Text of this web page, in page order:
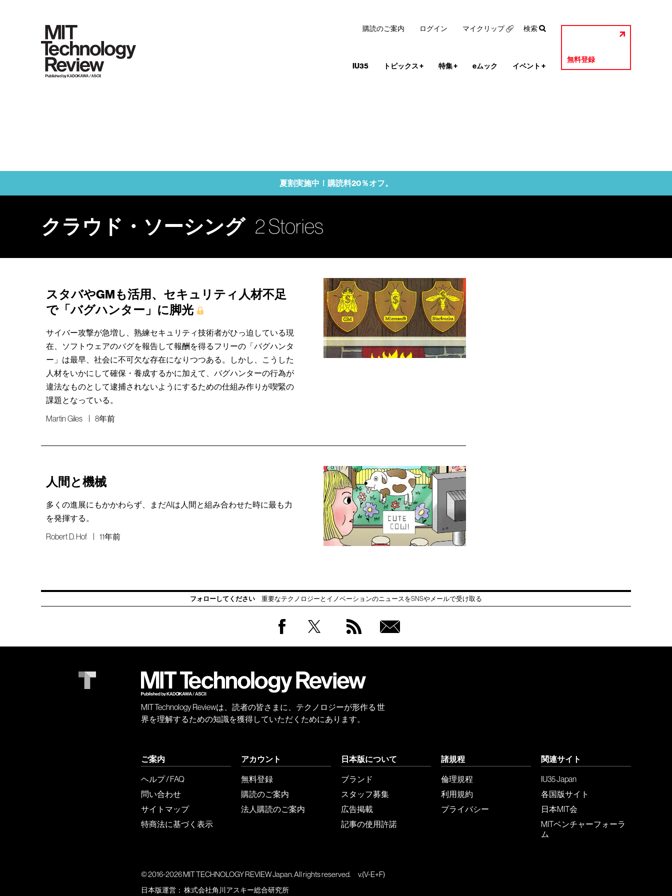
IU35 トピックス+ 特集+ eムック イベント +
無料登録
購読のご案内 ログイン マイクリップ 検索
夏割実施中！購読料20％オフ。
クラウド・ソーシング 2 Stories
スタバやGMも活用、セキュリティ人材不足
で「バグハンター」に脚光
サイバー攻撃が急増し、熟練セキュリティ技術者がひっ迫している現
在、ソフトウェアのバグを報告して報酬を得るフリーの「バグハンタ
ー」は最早、社会に不可欠な存在になりつつある。しかし、こうした
人材をいかにして確保・養成するかに加えて、バグハンターの行為が
違法なものとして逮捕されないようにするための仕組み作りが喫緊の
課題となっている。
Martin Giles 8年前
人間と機械
多くの進展にもかかわらず、まだAIは人間と組み合わせた時に最も力
を発揮する。
Robert D. Hof 11年前
フォローしてください 重要なテクノロジーとイノベーションのニュースをSNSやメールで受け取る
会員
MIT Technology Reviewは、読者の皆さまに、テクノロジーが形作る 世
界を理解するための知識を獲得していただくためにあります。
ご案内
ヘルプ / FAQ
問い合わせ
サイトマップ
特商法に基づく表示
アカウント
無料登録
購読のご案内
法人購読のご案内
日本版について
ブランド
スタッフ募集
広告掲載
記事の使用許諾
諸規程
倫理規程
利用規約
プライバシー
関連サイト
IU35 Japan
各国版サイト
日本MIT会
MITベンチャーフォーラ
ム
© 2016-2026 MIT TECHNOLOGY REVIEW Japan. All rights reserved. v.(V-E+F)
日本版運営： 株式会社角川アスキー総合研究所